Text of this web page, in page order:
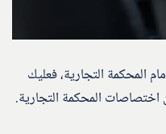
المحكمة التجارية، فعليك
المحكمة التجارية.